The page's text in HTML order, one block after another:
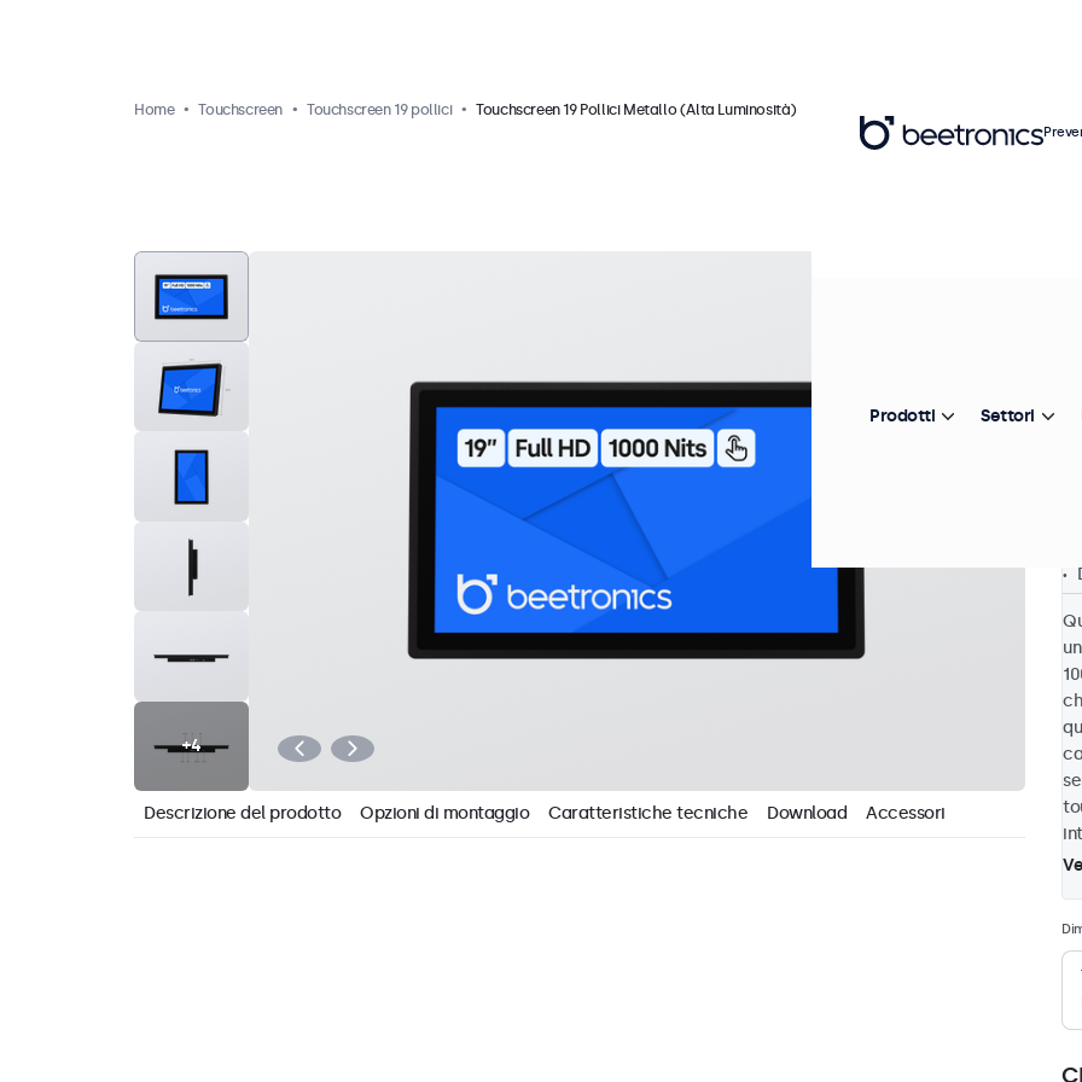
Home Touchscreen Touchscreen 19 pollici Touchscreen 19 Pollici Metallo (Alta Luminosità)
Descrizione del prodotto Opzioni di montaggio Caratteristiche tecniche Download Accessori
Prodotti Settori